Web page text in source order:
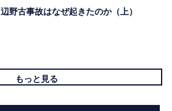
辺野古事故はなぜ起きたのか（上）
もっと見る